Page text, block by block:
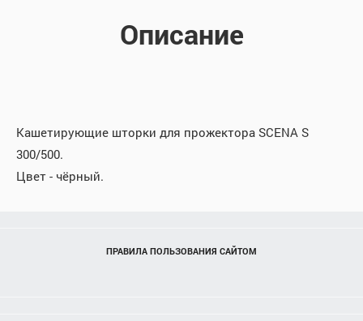
Описание
Кашетирующие шторки для прожектора SCENA S
300/500.
Цвет - чёрный.
ПРАВИЛА ПОЛЬЗОВАНИЯ САЙТОМ